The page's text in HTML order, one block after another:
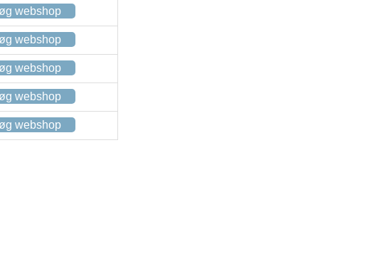
webshop
webshop
webshop
webshop
webshop